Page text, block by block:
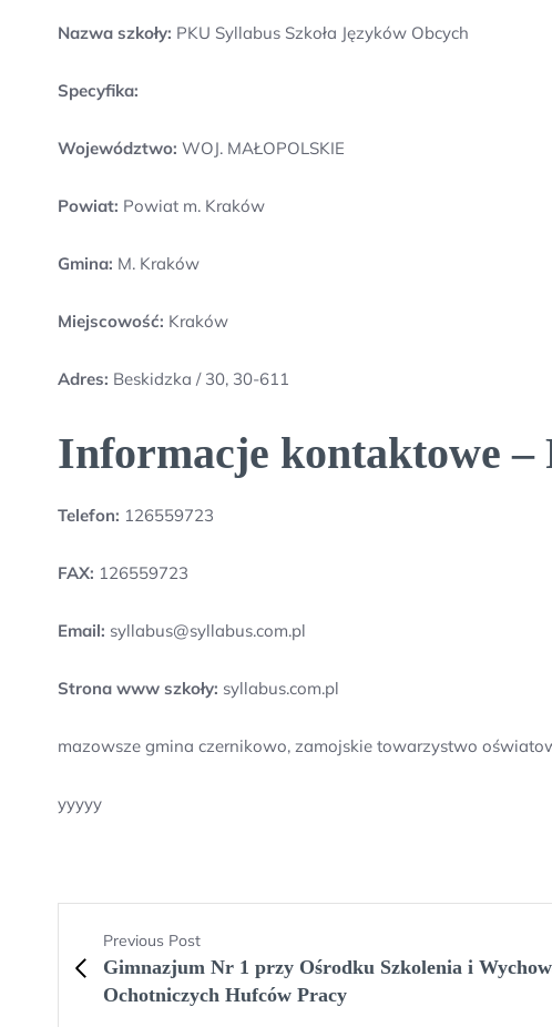
Nazwa szkoły: PKU Syllabus Szkoła Języków Obcych
Specyfika:
Województwo: WOJ. MAŁOPOLSKIE
Powiat: Powiat m. Kraków
Gmina: M. Kraków
Miejscowość: Kraków
Adres: Beskidzka / 30, 30-611
Informacje kontaktowe –
Telefon: 126559723
FAX: 126559723
Email: syllabus@syllabus.com.pl
Strona www szkoły: syllabus.com.pl
mazowsze gmina czernikowo, zamojskie towarzystwo
yyyyy
Previous Post
Gimnazjum Nr 1 przy Ośrodku Szkolenia i
Ochotniczych Hufców Pracy